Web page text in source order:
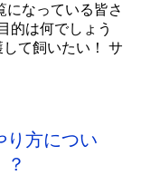
になっている皆さ
的は何でしょう
て飼いたい！ サ
り方につい